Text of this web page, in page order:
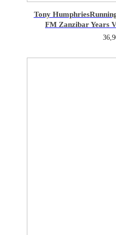
Tony Humphries
FM Zanzibar Years